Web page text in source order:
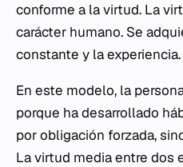
conforme a la virtud. La
carácter humano. Se
constante y la experiencia.
En este modelo, la
porque ha desarrollado
por obligación forzada,
La virtud media entre dos